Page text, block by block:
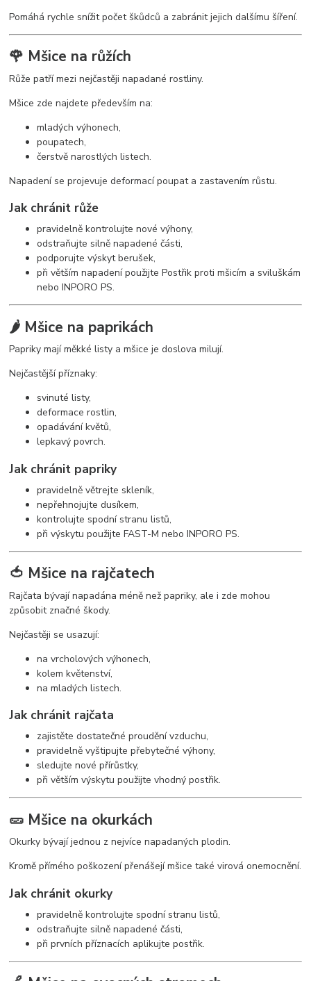
Pomáhá rychle snížit počet škůdců a zabránit jejich dalšímu šíření.
🌹 Mšice na růžích
Růže patří mezi nejčastěji napadané rostliny.
Mšice zde najdete především na:
mladých výhonech,
poupatech,
čerstvě narostlých listech.
Napadení se projevuje deformací poupat a zastavením růstu.
Jak chránit růže
pravidelně kontrolujte nové výhony,
odstraňujte silně napadené části,
podporujte výskyt berušek,
při větším napadení použijte Postřik proti mšicím a sviluškám
nebo INPORO PS.
🌶️ Mšice na paprikách
Papriky mají měkké listy a mšice je doslova milují.
Nejčastější příznaky:
svinuté listy,
deformace rostlin,
opadávání květů,
lepkavý povrch.
Jak chránit papriky
pravidelně větrejte skleník,
nepřehnojujte dusíkem,
kontrolujte spodní stranu listů,
při výskytu použijte FAST-M nebo INPORO PS.
🍅 Mšice na rajčatech
Rajčata bývají napadána méně než papriky, ale i zde mohou
způsobit značné škody.
Nejčastěji se usazují:
na vrcholových výhonech,
kolem květenství,
na mladých listech.
Jak chránit rajčata
zajistěte dostatečné proudění vzduchu,
pravidelně vyštipujte přebytečné výhony,
sledujte nové přírůstky,
při větším výskytu použijte vhodný postřik.
🥒 Mšice na okurkách
Okurky bývají jednou z nejvíce napadaných plodin.
Kromě přímého poškození přenášejí mšice také virová onemocnění.
Jak chránit okurky
pravidelně kontrolujte spodní stranu listů,
odstraňujte silně napadené části,
při prvních příznacích aplikujte postřik.